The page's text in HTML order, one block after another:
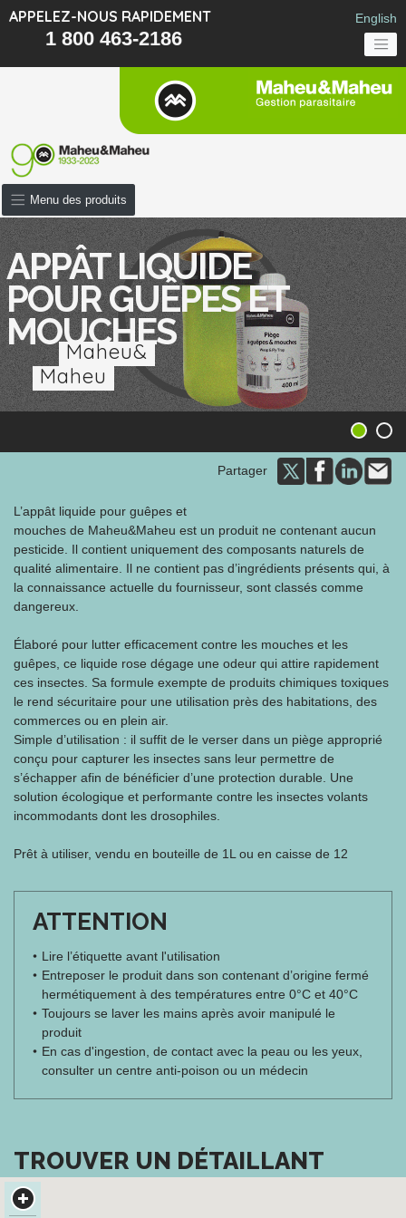
APPELEZ-NOUS RAPIDEMENT
1 800 463-2186
English
Maheu&
Maheu
APPÂT LIQUIDE
POUR GUÊPES ET
MOUCHES
1 2
Menu des produits
Partager
L’appât liquide pour guêpes et
mouches de Maheu&Maheu est un produit ne contenant aucun
pesticide. Il contient uniquement des composants naturels de
qualité alimentaire. Il ne contient pas d’ingrédients présents qui, à
la connaissance actuelle du fournisseur, sont classés comme
dangereux.
Élaboré pour lutter efficacement contre les mouches et les
guêpes, ce liquide rose dégage une odeur qui attire rapidement
ces insectes. Sa formule exempte de produits chimiques toxiques
le rend sécuritaire pour une utilisation près des habitations, des
commerces ou en plein air.
Simple d’utilisation : il suffit de le verser dans un piège approprié
conçu pour capturer les insectes sans leur permettre de
s’échapper afin de bénéficier d’une protection durable. Une
solution écologique et performante contre les insectes volants
incommodants dont les drosophiles.
Prêt à utiliser, vendu en bouteille de 1L ou en caisse de 12
ATTENTION
Lire l’étiquette avant l'utilisation
Entreposer le produit dans son contenant d’origine fermé
hermétiquement à des températures entre 0°C et 40°C
Toujours se laver les mains après avoir manipulé le
produit
En cas d'ingestion, de contact avec la peau ou les yeux,
consulter un centre anti-poison ou un médecin
TROUVER UN DÉTAILLANT